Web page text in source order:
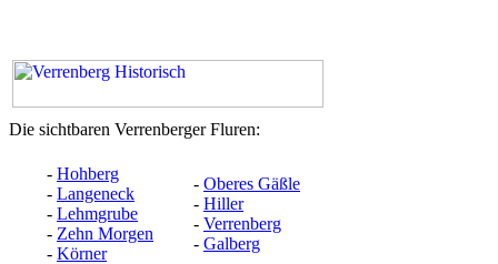
Die sichtbaren Verrenberger Fluren:
- Hohberg
- Langeneck
- Lehmgrube
- Zehn Morgen
- Körner
- Oberes Gäßle
- Hiller
- Verrenberg
- Galberg